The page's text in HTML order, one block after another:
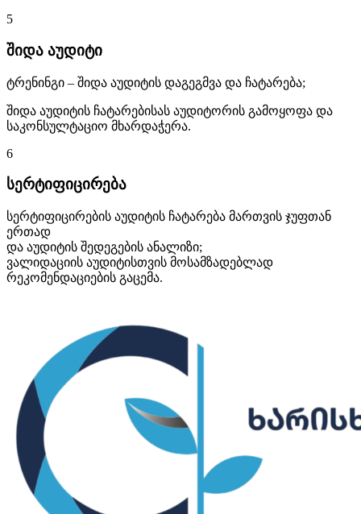
5
შიდა აუდიტი
ტრენინგი – შიდა აუდიტის დაგეგმვა და ჩატარება;
შიდა აუდიტის ჩატარებისას აუდიტორის გამოყოფა და
საკონსულტაციო მხარდაჭერა.
6
სერტიფიცირება
სერტიფიცირების აუდიტის ჩატარება მართვის ჯუფთან
ერთად
და აუდიტის შედეგების ანალიზი;
ვალიდაციის აუდიტისთვის მოსამზადებლად
რეკომენდაციების გაცემა.